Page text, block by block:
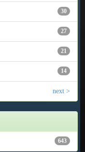
30
27
21
14
next >
643